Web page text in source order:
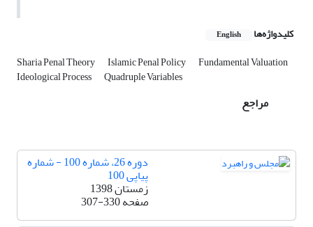
کلیدواژه‌ها English
Sharia Penal Theory Islamic Penal Policy Fundamental Valuation
Ideological Process Quadruple Variables
مراجع
دوره 26، شماره 100 - شماره
پیاپی 100
زمستان 1398
صفحه307-330